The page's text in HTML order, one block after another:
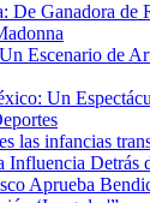
De Ganadora de
Escenario de
Un
las infancias
Influencia Detrás
Aprueba